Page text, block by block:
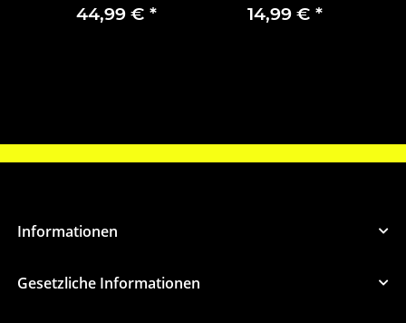
ASTRA
44,99 € * 14,99 € *
Informationen
Gesetzliche Informationen